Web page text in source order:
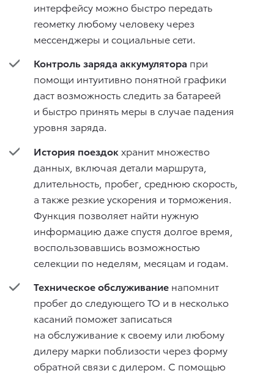
интерфейсу можно быстро передать
геометку любому человеку через
мессенджеры и социальные сети.
Контроль заряда аккумулятора при
помощи интуитивно понятной графики
даст возможность следить за батареей
и быстро принять меры в случае падения
уровня заряда.
История поездокхранит множество
данных, включая детали маршрута,
длительность, пробег, среднюю скорость,
а также резкие ускорения и торможения.
Функция позволяет найти нужную
информацию даже спустя долгое время,
воспользовавшись возможностью
селекции по неделям, месяцам и годам.
Техническое обслуживание напомнит
пробег до следующего ТО и в несколько
касаний поможет записаться
на обслуживание к своему или любому
дилеру марки поблизости через форму
обратной связи с дилером. С помощью